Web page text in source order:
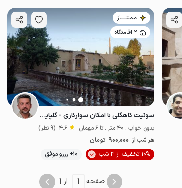
اقتصادی پت‌نواز
مـمـتــــــاز
2 اقامتگاه
سوئیت کاهگلی با امکان سوارکاری - گلپایگان
بدون خواب . 40 متر . تا 6 مهمان 4.6 (9 نظر)
هر شب از 900٬000 تومان
10% تخفیف از 3 شب
10+ رزرو موفق
صفحه 1 از 1